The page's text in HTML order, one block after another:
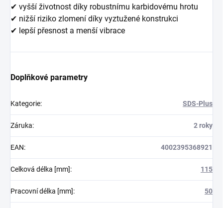
✔ vyšší životnost díky robustnímu karbidovému hrotu
✔ nižší riziko zlomení díky vyztužené konstrukci
✔ lepší přesnost a menší vibrace
Doplňkové parametry
Kategorie: SDS-Plus
Záruka: 2 roky
EAN: 4002395368921
Celková délka [mm]: 115
Pracovní délka [mm]: 50